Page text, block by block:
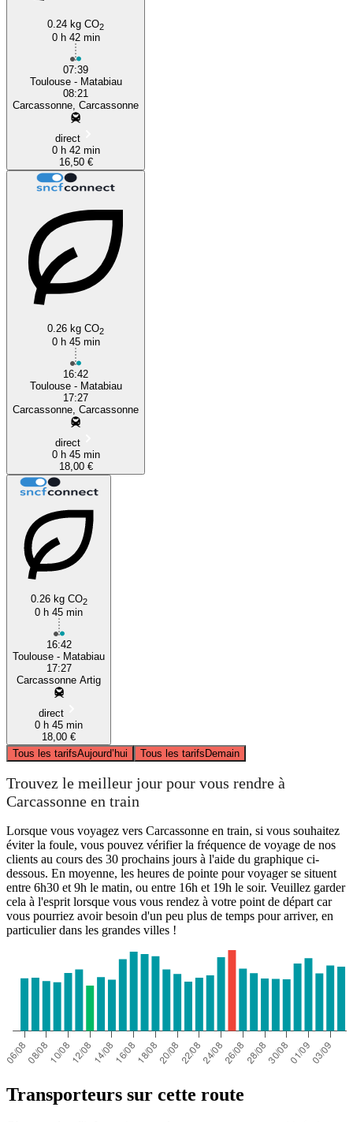
0.24 kg CO2
0 h 42 min
07:39
Toulouse - Matabiau
08:21
Carcassonne, Carcassonne
direct
0 h 42 min
16,50 €
0.26 kg CO2
0 h 45 min
16:42
Toulouse - Matabiau
17:27
Carcassonne, Carcassonne
direct
0 h 45 min
18,00 €
0.26 kg CO2
0 h 45 min
16:42
Toulouse - Matabiau
17:27
Carcassonne Artig
direct
0 h 45 min
18,00 €
Tous les tarifsAujourd’hui Tous les tarifsDemain
Trouvez le meilleur jour pour vous rendre à
Carcassonne en train
Lorsque vous voyagez vers Carcassonne en train, si vous souhaitez
éviter la foule, vous pouvez vérifier la fréquence de voyage de nos
clients au cours des 30 prochains jours à l'aide du graphique ci-
dessous. En moyenne, les heures de pointe pour voyager se situent
entre 6h30 et 9h le matin, ou entre 16h et 19h le soir. Veuillez garder
cela à l'esprit lorsque vous vous rendez à votre point de départ car
vous pourriez avoir besoin d'un peu plus de temps pour arriver, en
particulier dans les grandes villes !
Transporteurs sur cette route